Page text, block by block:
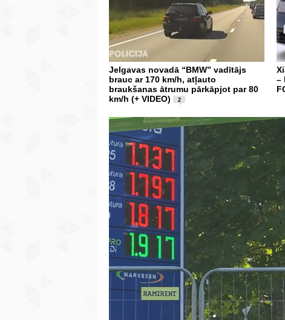
Jelgavas novadā “BMW” vadītājs
brauc ar 170 km/h, atļauto
braukšanas ātrumu pārkāpjot par 80
km/h (+ VIDEO)
2
–